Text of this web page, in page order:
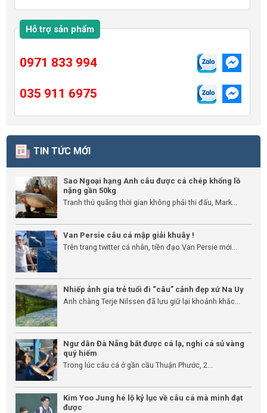
Hỗ trợ sản phẩm
0971 833 994
035 911 6975
TIN TỨC MỚI
Sao Ngoại hạng Anh câu được cá chép khổng lồ
nặng gần 50kg
Tranh thủ quãng thời gian không phải thi đấu, Mark...
Van Persie câu cá mập giải khuây !
Trên trang twitter cá nhân, tiền đạo Van Persie mới...
Nhiếp ảnh gia trẻ tuổi đi “câu” cảnh đẹp xứ Na Uy
Anh chàng Terje Nilssen đã lưu giữ lại khoảnh khắc...
Ngư dân Đà Nẵng bắt được cá lạ, nghi cá sủ vàng
quý hiếm
Trong lúc câu cá ở gần cầu Thuận Phước, 2...
Kim Yoo Jung hé lộ kỷ lục về câu cá mà mình đạt
được